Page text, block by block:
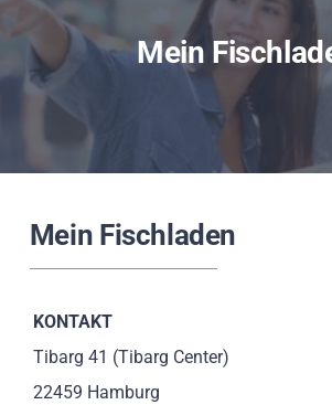
Service
News
Impressionen
SUCHE
NACH:
Mein
Mein Fischladen
KONTAKT
Tibarg 41 (Tibarg Center)
22459 Hamburg